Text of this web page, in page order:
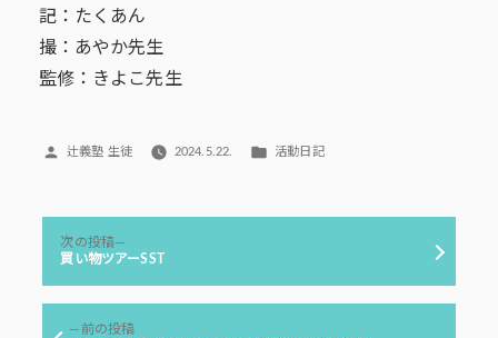
記：たくあん
撮：あやか先生
監修：きよこ先生
投
辻義塾 生徒 2024.5.22.
カ
リ
活動日記
ナ
前の投稿前
次の投稿
の
買い物ツアーSST